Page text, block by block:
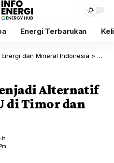
Energi Terbarukan
dan Mineral Indonesia > Blog
Alternatif
di Timor dan